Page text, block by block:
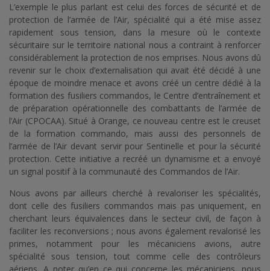
L’exemple le plus parlant est celui des forces de sécurité et de
protection de l’armée de l’Air, spécialité qui a été mise assez
rapidement sous tension, dans la mesure où le contexte
sécuritaire sur le territoire national nous a contraint à renforcer
considérablement la protection de nos emprises. Nous avons dû
revenir sur le choix d’externalisation qui avait été décidé à une
époque de moindre menace et avons créé un centre dédié à la
formation des fusiliers commandos, le Centre d’entraînement et
de préparation opérationnelle des combattants de l’armée de
l’Air (CPOCAA). Situé à Orange, ce nouveau centre est le creuset
de la formation commando, mais aussi des personnels de
l’armée de l’Air devant servir pour Sentinelle et pour la sécurité
protection. Cette initiative a recréé un dynamisme et a envoyé
un signal positif à la communauté des Commandos de l’Air.
Nous avons par ailleurs cherché à revaloriser les spécialités,
dont celle des fusiliers commandos mais pas uniquement, en
cherchant leurs équivalences dans le secteur civil, de façon à
faciliter les reconversions ; nous avons également revalorisé les
primes, notamment pour les mécaniciens avions, autre
spécialité sous tension, tout comme celle des contrôleurs